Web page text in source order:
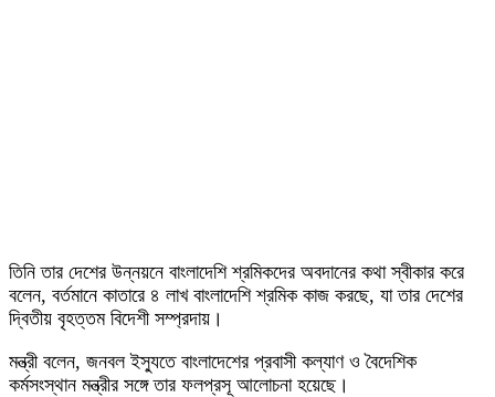
তিনি তার দেশের উন্নয়নে বাংলাদেশি শ্রমিকদের অবদানের কথা স্বীকার করে
বলেন, বর্তমানে কাতারে ৪ লাখ বাংলাদেশি শ্রমিক কাজ করছে, যা তার দেশের
দ্বিতীয় বৃহত্তম বিদেশী সম্প্রদায়।
মন্ত্রী বলেন, জনবল ইস্যুতে বাংলাদেশের প্রবাসী কল্যাণ ও বৈদেশিক
কর্মসংস্থান মন্ত্রীর সঙ্গে তার ফলপ্রসূ আলোচনা হয়েছে।